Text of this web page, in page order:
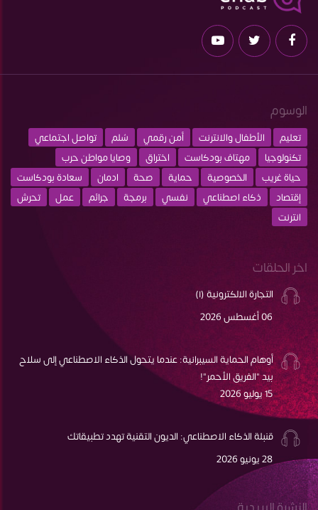
الوسوم
تعليم الأطفال والانترنت أمن رقمي سُلم
تواصل اجتماعي
تكنولوجيا
مهتاف بودكاست اختراق
وصايا مواطن حرب
حياة غريب
الخصوصية حماية صحة ادمان
سعادة بودكاست
إقتصاد
ذكاء اصطناعي نفسي برمجة جرائم عمل
تحرش
انترنت
اخر الحلقات
التجارة الالكترونية (١)
06 أغسطس 2026
أوهام الحماية السيبرانية: عندما يتحول الذكاء الاصطناعي إلى سلاح
بيد "الفريق الأحمر"!
15 يوليو 2026
قنبلة الذكاء الاصطناعي: الديون التقنية تهدد تطبيقاتك
28 يونيو 2026